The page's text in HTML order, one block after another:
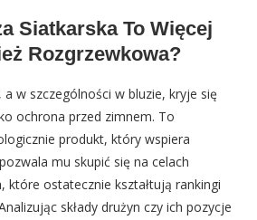
Siatkarska To Więcej
Rozgrzewkowa?
w szczególności w bluzie, kryje się
ochrona przed zimnem. To
produkt, który wspiera
mu skupić się na celach
które ostatecznie kształtują rankingi
składy drużyn czy ich pozycje